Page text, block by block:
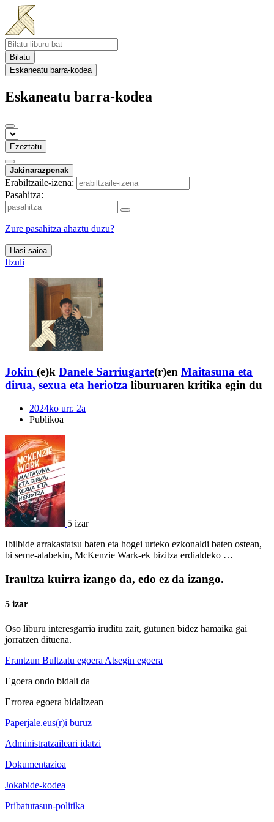
Bilatu
Eskaneatu barra-kodea
Eskaneatu barra-kodea
Ezeztatu
Jakinarazpenak
Erabiltzaile-izena:
Pasahitza:
Zure pasahitza ahaztu duzu?
Hasi saioa
Itzuli
Jokin (e)k Danele Sarriugarte(r)en Maitasuna eta
dirua, sexua eta heriotza liburuaren kritika egin du
2024ko urr. 2a
Publikoa
5 izar
Ibilbide arrakastatsu baten eta hogei urteko ezkonaldi baten ostean,
bi seme-alabekin, McKenzie Wark-ek bizitza erdialdeko …
Iraultza kuirra izango da, edo ez da izango.
5 izar
Oso liburu interesgarria iruditu zait, gutunen bidez hamaika gai
jorratzen dituena.
Erantzun Bultzatu egoera Atsegin egoera
Egoera ondo bidali da
Errorea egoera bidaltzean
Paperjale.eus(r)i buruz
Administratzaileari idatzi
Dokumentazioa
Jokabide-kodea
Pribatutasun-politika